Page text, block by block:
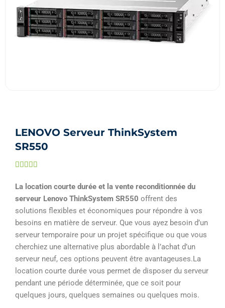
LENOVO Serveur ThinkSystem
SR550
    
sur
5
La location courte durée et la vente reconditionnée du
serveur Lenovo ThinkSystem SR550 offrent des
solutions flexibles et économiques pour répondre à vos
besoins en matière de serveur. Que vous ayez besoin d’un
serveur temporaire pour un projet spécifique ou que vous
cherchiez une alternative plus abordable à l’achat d’un
serveur neuf, ces options peuvent être avantageuses.La
location courte durée vous permet de disposer du serveur
pendant une période déterminée, que ce soit pour
quelques jours, quelques semaines ou quelques mois.